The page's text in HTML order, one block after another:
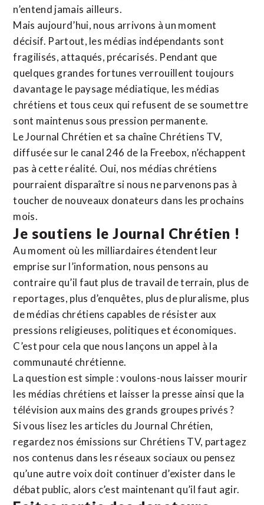
n’entend jamais ailleurs.
Mais aujourd’hui, nous arrivons à un moment
décisif. Partout, les médias indépendants sont
fragilisés, attaqués, précarisés. Pendant que
quelques grandes fortunes verrouillent toujours
davantage le paysage médiatique, les médias
chrétiens et tous ceux qui refusent de se soumettre
sont maintenus sous pression permanente.
Le Journal Chrétien et sa chaîne Chrétiens TV,
diffusée sur le canal 246 de la Freebox, n’échappent
pas à cette réalité. Oui, nos médias chrétiens
pourraient disparaître si nous ne parvenons pas à
toucher de nouveaux donateurs dans les prochains
mois.
Je soutiens le Journal Chrétien !
Au moment où les milliardaires étendent leur
emprise sur l’information, nous pensons au
contraire qu’il faut plus de travail de terrain, plus de
reportages, plus d’enquêtes, plus de pluralisme, plus
de médias chrétiens capables de résister aux
pressions religieuses, politiques et économiques.
C’est pour cela que nous lançons un appel à la
communauté chrétienne.
La question est simple : voulons-nous laisser mourir
les médias chrétiens et laisser la presse ainsi que la
télévision aux mains des grands groupes privés ?
Si vous lisez les articles du Journal Chrétien,
regardez nos émissions sur Chrétiens TV, partagez
nos contenus dans les réseaux sociaux ou pensez
qu’une autre voix doit continuer d’exister dans le
débat public, alors c’est maintenant qu’il faut agir.